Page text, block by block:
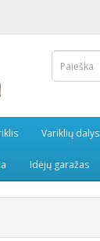
Variklių dalys
Idėjų garažas